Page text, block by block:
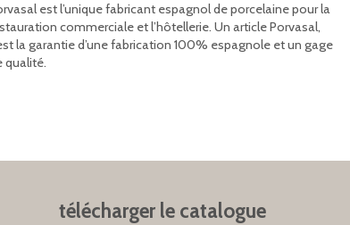
est l’unique fabricant espagnol de porcelaine pour la
commerciale et l’hôtellerie. Un article Porvasal,
la garantie d’une fabrication 100% espagnole et un gage
qualité.
télécharger le catalogue